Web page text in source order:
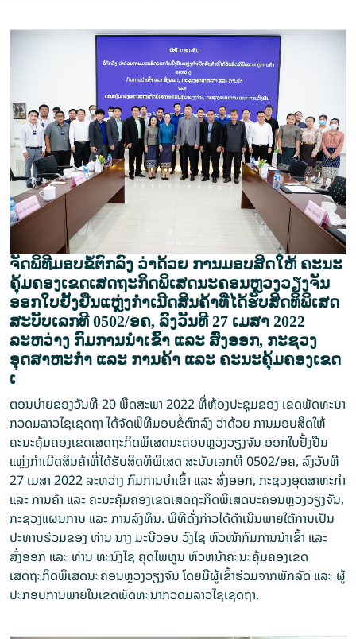
ຈັດພິທີມອບຂໍ້ຕົກລົງ ວ່າດ້ວຍ ການມອບສິດໃຫ້ ຄະນະ
ຄຸ້ມຄອງເຂດເສດຖະກິດພິເສດນະຄອນຫຼວງວຽງຈັນ
ອອກໃບຢັ້ງຢືນແຫຼ່ງກຳເນີດສິນຄ້າທີ່ໄດ້ຮັບສິດທິພິເສດ
ສະບັບເລກທີ 0502/ອຄ, ລົງວັນທີ 27 ເມສາ 2022
ລະຫວ່າງ ກົມການນຳເຂົ້າ ແລະ ສົ່ງອອກ, ກະຊວງ
ອຸດສາຫະກຳ ແລະ ການຄ້າ ແລະ ຄະນະຄຸ້ມຄອງເຂດ
ເ
ຕອນບ່າຍຂອງວັນທີ 20 ພຶດສະພາ 2022 ທີ່ຫ້ອງປະຊຸມຂອງ ເຂດພັດທະນາ
ກວດມລາວໄຊເຊດຖາ ໄດ້ຈັດພິທີມອບຂໍ້ຕົກລົງ ວ່າດ້ວຍ ການມອບສິດໃຫ້
ຄະນະຄຸ້ມຄອງເຂດເສດຖະກິດພິເສດນະຄອນຫຼວງວຽງຈັນ ອອກໃບຢັ້ງຢືນ
ແຫຼ່ງກຳເນີດສິນຄ້າທີ່ໄດ້ຮັບສິດທິພິເສດ ສະບັບເລກທີ 0502/ອຄ, ລົງວັນທີ
27 ເມສາ 2022 ລະຫວ່າງ ກົມການນຳເຂົ້າ ແລະ ສົ່ງອອກ, ກະຊວງອຸດສາຫະກຳ
ແລະ ການຄ້າ ແລະ ຄະນະຄຸ້ມຄອງເຂດເສດຖະກິດພິເສດນະຄອນຫຼວງວຽງຈັນ,
ກະຊວງແຜນການ ແລະ ການລົງທຶນ. ພິທີດັ່ງກ່າວໄດ້ດຳເນີນພາຍໃຕ້ການເປັນ
ປະທານຮ່ວມຂອງ ທ່ານ ນາງ ມະນີວອນ ວົງໄຊ ຫົວໜ້າກົມການນຳເຂົ້າ ແລະ
ສົ່ງອອກ ແລະ ທ່ານ ທະນົງໄຊ ຄຸດໄພທູນ ຫົວຫນ້າຄະນະຄຸ້ມຄອງເຂດ
ເສດຖະກິດພິເສດນະຄອນຫຼວງວຽງຈັນ ໂດຍມີຜູ້ເຂົ້າຮ່ວມຈາກພັກລັດ ແລະ ຜູ້
ປະກອບການພາຍໃນເຂດພັດທະນາກວດມລາວໄຊເຊດຖາ.